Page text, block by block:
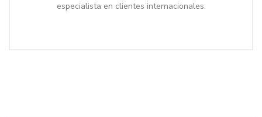
especialista en clientes internacionales.